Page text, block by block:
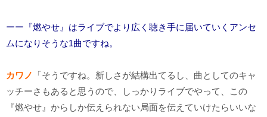
ーー『燃やせ』はライブでより広く聴き手に届いていくアンセ
ムになりそうな1曲ですね。
カワノ
「そうですね。新しさが結構出てるし、曲としてのキャ
ッチーさもあると思うので、しっかりライブでやって、この
『燃やせ』からしか伝えられない局面を伝えていけたらいいな